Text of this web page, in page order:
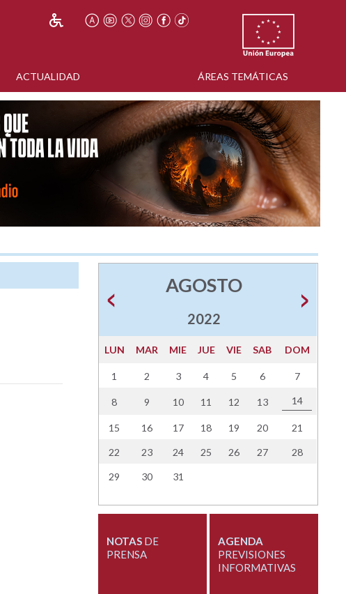
ACTUALIDAD ÁREAS TEMÁTICAS
AGOSTO
2022
LUN MAR MIE JUE VIE SAB DOM
1 2 3 4 5 6 7
8 9 10 11 12 13 14
15 16 17 18 19 20 21
22 23 24 25 26 27 28
29 30 31
NOTASDE
PRENSA
AGENDA
PREVISIONES
INFORMATIVAS